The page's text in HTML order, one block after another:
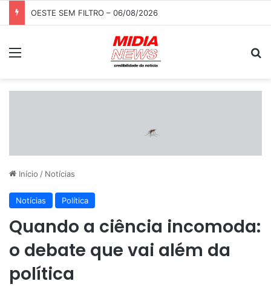
OESTE SEM FILTRO – 06/08/2026
Início / Notícias
Notícias Política
Quando a ciência incomoda:
o debate que vai além da
política